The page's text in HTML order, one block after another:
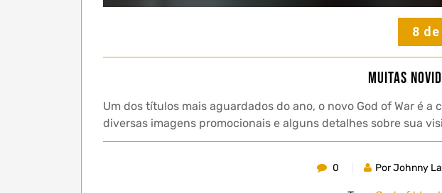
8
Muitas
Um dos títulos mais aguardados do ano, o novo God of War é
diversas imagens promocionais e alguns detalhes sobre sua
0 Por Johnny